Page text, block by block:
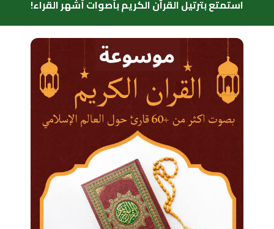
استمتع بترتيل القرآن الكريم بأصوات أشهر القراء!